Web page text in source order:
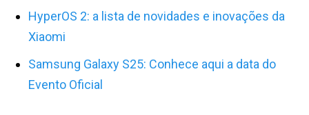
HyperOS 2: a lista de novidades e inovações da
Xiaomi
Samsung Galaxy S25: Conhece aqui a data do
Evento Oficial